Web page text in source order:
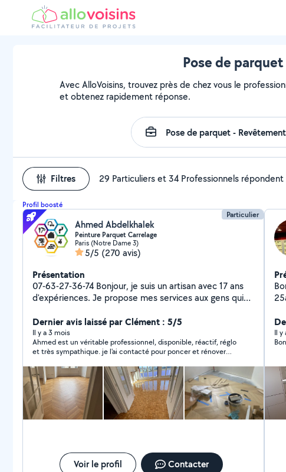
Pose de
Avec AlloVoisins, trouvez près de chez vous le
et obtenez rapidement réponse.
Filtres 29 Particuliers et 34 Professionnels répondent
Profil boosté
Particulier
Ahmed Abdelkhalek
Peinture Parquet Carrelage
Paris (Notre Dame 3)
5/5 (270 avis)
Présentation
07-63-27-36-74 Bonjour, je suis un artisan avec 17 ans
d'expériences. Je propose mes services aux gens qui
papier peint, toile de verre, lino -Pose parquet ,
Ponçage et Vérification - Platerie( coffrage, murs,
doublage , isolation DPE..) - Carrelage , Rénovation
complète SDB - Plomberie( Wc , colonne de douche,
receveur douche, paroi de douche, robinet , Installation
complète cuivre , multicouche, PER ) - Installation
Électrique selon les normes ( changement tableau,
installation prises, interrupteurs, radiateurs ) Votre
satisfaction est ma priorité. Devis gratuit
Dernier avis laissé par Clément : 5/5
Il y a 3 mois
Ahmed est un véritable professionnel, disponible, réactif, réglo
et très sympathique. je l'ai contacté pour poncer et rénover
recommande vivement !
Voir le profil Contacter
la
Il y